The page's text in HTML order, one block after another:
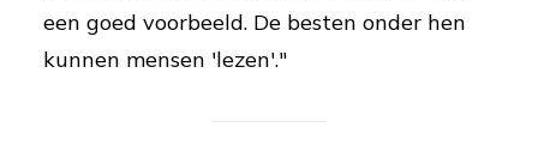
een goed voorbeeld. De besten onder hen
kunnen mensen 'lezen'."